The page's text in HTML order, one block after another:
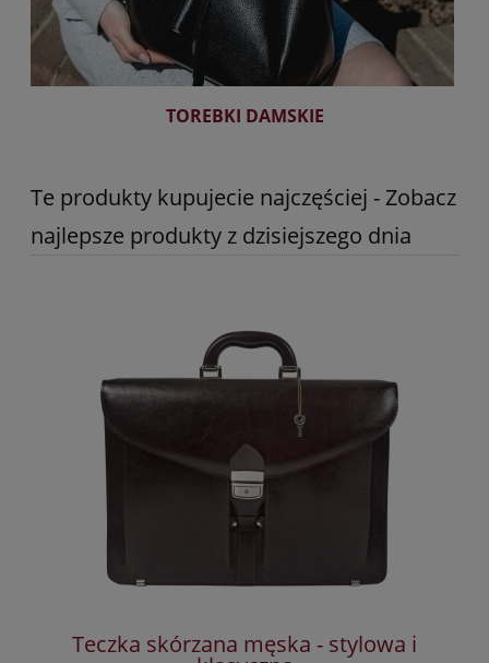
TOREBKI DAMSKIE
Te produkty kupujecie najczęściej - Zobacz
najlepsze produkty z dzisiejszego dnia
Teczka skórzana męska - stylowa i